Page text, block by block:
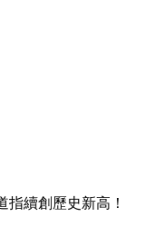
續創歷史新高！